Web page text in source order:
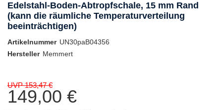
Edelstahl-Boden-Abtropfschale, 15 mm Rand
(kann die räumliche Temperaturverteilung
beeinträchtigen)
Artikelnummer UN30paB04356
Hersteller Memmert
UVP 153,47 €
149,00 €